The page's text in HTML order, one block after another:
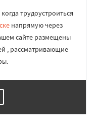
трудоустроиться
напрямую через
сайте размещены
, рассматривающие